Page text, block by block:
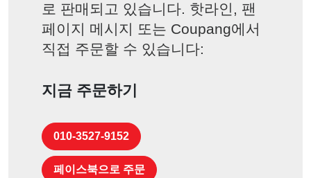
로 판매되고 있습니다. 핫라인, 팬
페이지 메시지 또는 Coupang에서
직접 주문할 수 있습니다:
지금 주문하기
010-3527-9152
페이스북으로 주문